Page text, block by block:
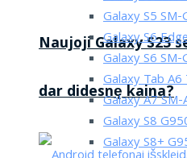
Naujoji Galaxy S23
dar didesnę kaina?
Galaxy S5
Galaxy S6
Galaxy S6
Galaxy Tab
Galaxy A7
Galaxy S8
Galaxy S8+